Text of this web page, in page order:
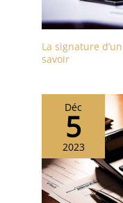
La signature
savoir
Déc
5
2023